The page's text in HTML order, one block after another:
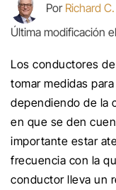
Por Richard
Última modificación
Los conductores
tomar medidas
dependiendo de la
en que se den
importante estar
frecuencia con la
conductor lleva un